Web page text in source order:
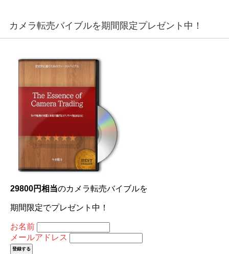
カメラ転売バイブルを期間限定プレゼント中！
29800円相当のカメラ転売バイブルを
期間限定でプレゼント中！
お名前
メールアドレス